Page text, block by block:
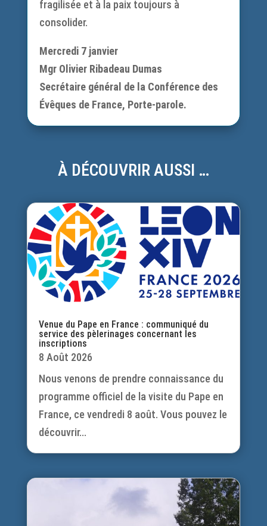
fragilisée et à la paix toujours à
consolider.
Mercredi 7 janvier
Mgr Olivier Ribadeau Dumas
Secrétaire général de la Conférence des
Évêques de France, Porte-parole.
À DÉCOUVRIR AUSSI …
Venue du Pape en France : communiqué du
service des pèlerinages concernant les
inscriptions
8 Août 2026
Nous venons de prendre connaissance du
programme officiel de la visite du Pape en
France, ce vendredi 8 août. Vous pouvez le
découvrir...